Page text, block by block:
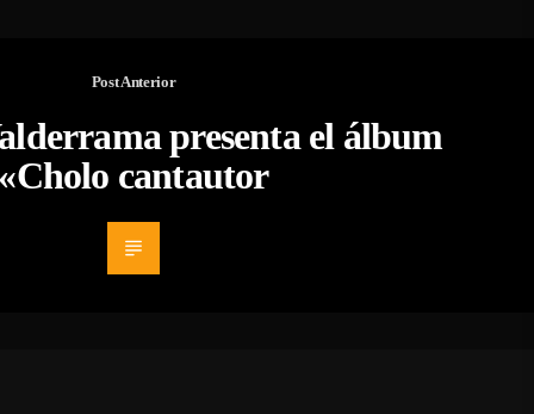
Post Anterior
presenta el álbum
«Cholo cantautor